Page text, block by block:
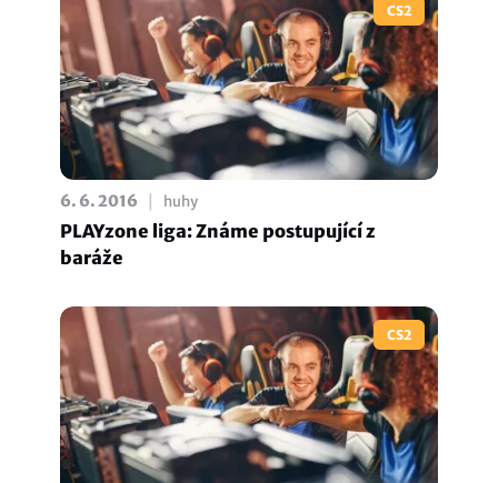
CS2
6. 6. 2016 huhy
PLAYzone liga: Známe postupující z
baráže
CS2